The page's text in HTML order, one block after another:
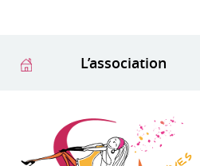
L’association